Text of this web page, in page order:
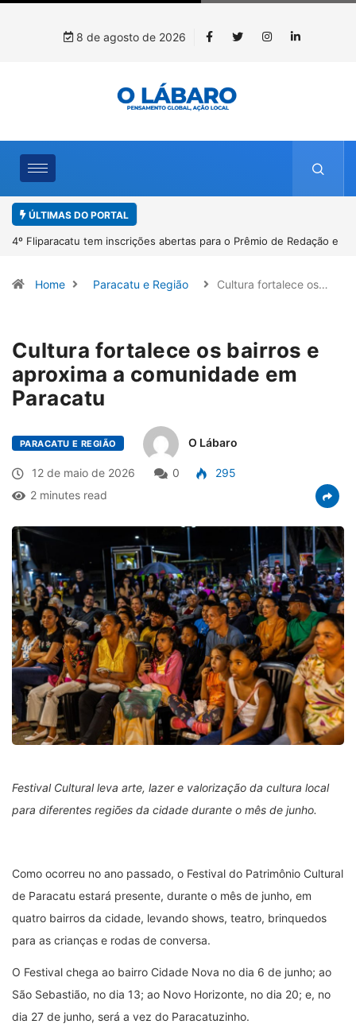
8 de agosto de 2026
ÚLTIMAS DO PORTAL
Paracatu caminha pelos 20 anos da Lei Maria da Penha
Home Paracatu e Região Cultura fortalece os…
Cultura fortalece os bairros e
aproxima a comunidade em
Paracatu
PARACATU E REGIÃO O Lábaro
12 de maio de 2026 0
295
2 minutes read
Festival Cultural leva arte, lazer e valorização da cultura local
para diferentes regiões da cidade durante o mês de junho.
Como ocorreu no ano passado, o Festival do Patrimônio Cultural
de Paracatu estará presente, durante o mês de junho, em
quatro bairros da cidade, levando shows, teatro, brinquedos
para as crianças e rodas de conversa.
O Festival chega ao bairro Cidade Nova no dia 6 de junho; ao
São Sebastião, no dia 13; ao Novo Horizonte, no dia 20; e, no
dia 27 de junho, será a vez do Paracatuzinho.